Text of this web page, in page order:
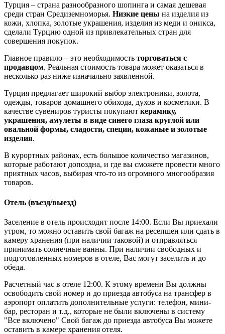
Турция – страна разнообразного шопинга и самая дешевая
среди стран Средиземноморья. Низкие цены на изделия из
кожи, хлопка, золотые украшения, изделия из меди и оникса,
сделали Турцию одной из привлекательных стран для
совершения покупок.
Главное правило – это необходимость торговаться с
продавцом. Реальная стоимость товара может оказаться в
несколько раз ниже изначально заявленной.
Турция предлагает широкий выбор электроники, золота,
одежды, товаров домашнего обихода, духов и косметики. В
качестве сувениров туристы покупают керамику,
украшения, амулеты в виде синего глаза круглой или
овальной формы, сладости, специи, кожаные и золотые
изделия.
В курортных районах, есть большое количество магазинов,
которые работают допоздна, и где вы сможете провести много
приятных часов, выбирая что-то из огромного многообразия
товаров.
Отель (въезд/выезд)
Заселение в отель происходит после 14:00. Если Вы приехали
утром, то можно оставить свой багаж на ресепшен или сдать в
камеру хранения (при наличии таковой) и отправляться
принимать солнечные ванны. При наличии свободных и
подготовленных номеров в отеле, Вас могут заселить и до
обеда.
Расчетный час в отеле 12:00. К этому времени Вы должны
освободить свой номер и до приезда автобуса на трансфер в
аэропорт оплатить дополнительные услуги: телефон, мини-
бар, ресторан и т.д., которые не были включены в систему
"Все включено" Свой багаж до приезда автобуса Вы можете
оставить в камере хранения отеля.